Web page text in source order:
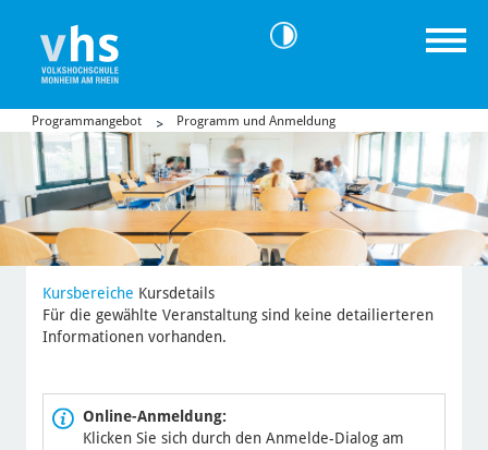
Programmangebot Programm und Anmeldung
Kursbereiche Kursdetails
Für die gewählte Veranstaltung sind keine detailierteren
Informationen vorhanden.
Online-Anmeldung:
Klicken Sie sich durch den Anmelde-Dialog am